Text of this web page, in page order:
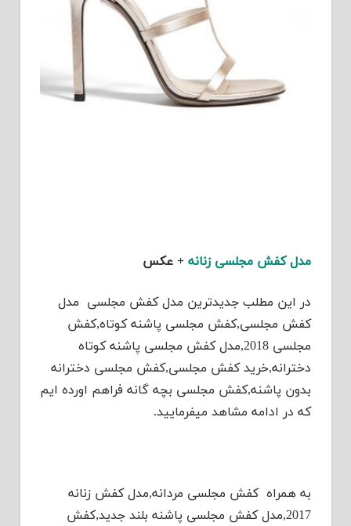
مدل کفش مجلسی زنانه + عکس
در این مطلب جدیدترین مدل کفش مجلسی مدل
کفش مجلسی,کفش مجلسی پاشنه کوتاه,کفش
مجلسی 2018,مدل کفش مجلسی پاشنه کوتاه
دخترانه,خرید کفش مجلسی,کفش مجلسی دخترانه
بدون پاشنه,کفش مجلسی بچه گانه فراهم اورده ایم
که در ادامه مشاهد میفرمایید.
به همراه کفش مجلسی مردانه,مدل کفش زنانه
2017,مدل کفش مجلسی پاشنه بلند جدید,کفش